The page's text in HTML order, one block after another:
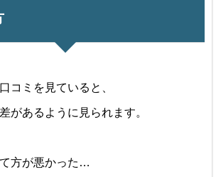
コミを見ていると、
があるように見られます。
方が悪かった…